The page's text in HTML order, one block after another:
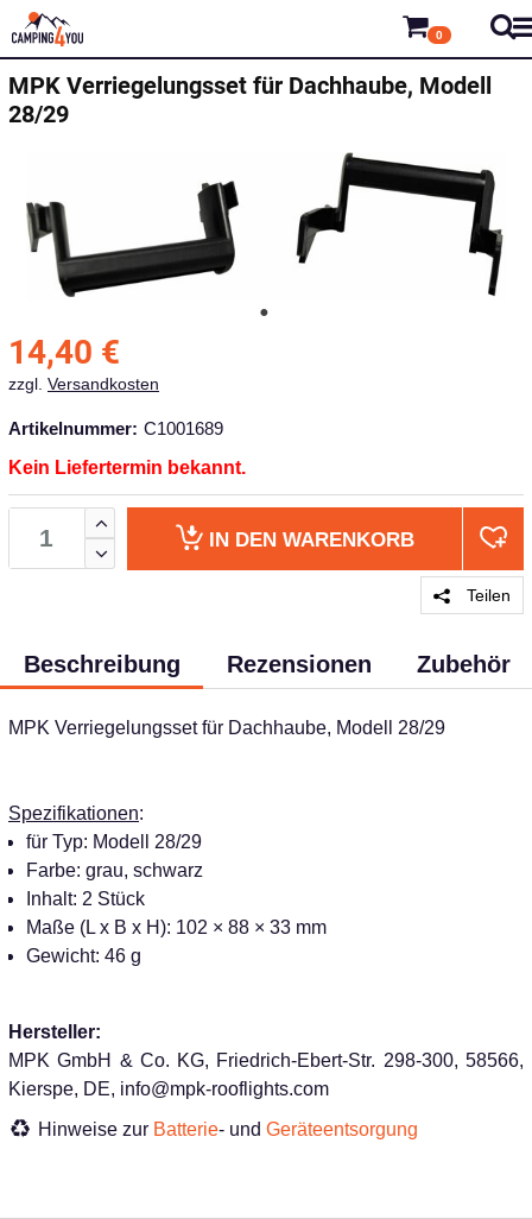
0
MPK Verriegelungsset für Dachhaube, Modell
28/29
14,40 €
zzgl. Versandkosten
Artikelnummer: C1001689
Kein Liefertermin bekannt.
IN DEN WARENKORB
Teilen
Beschreibung Rezensionen Zubehör
MPK Verriegelungsset für Dachhaube, Modell 28/29
Spezifikationen:
für Typ: Modell 28/29
Farbe: grau, schwarz
Inhalt: 2 Stück
Maße (L x B x H): 102 × 88 × 33 mm
Gewicht: 46 g
Hersteller:
MPK GmbH & Co. KG, Friedrich-Ebert-Str. 298-300, 58566,
Kierspe, DE, info@mpk-rooflights.com
Hinweise zur Batterie- und Geräteentsorgung